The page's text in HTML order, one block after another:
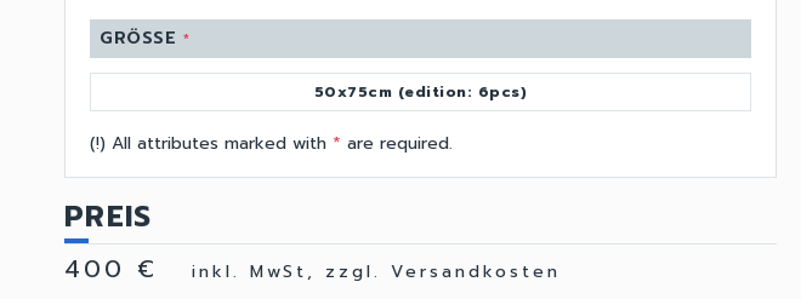
GRÖSSE *
50x75cm (edition: 6pcs)
(!) All attributes marked with * are required.
PREIS
400 €
inkl. MwSt, zzgl. Versandkosten